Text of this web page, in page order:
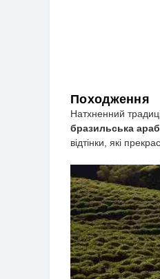
Походження
Натхненний
бразильська
відтінки, які